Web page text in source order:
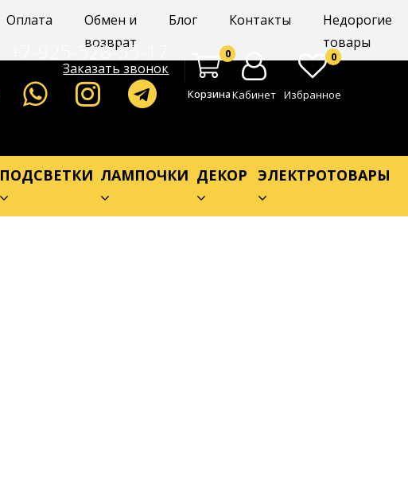
Оплата
Обмен и
возврат
Блог Контакты
Недорогие
товары
+7-925-528-55-17
Заказать звонок
0
КорзинаКабинет
0
Избранное
ПОДСВЕТКИ ЛАМПОЧКИ ДЕКОР ЭЛЕКТРОТОВАРЫ